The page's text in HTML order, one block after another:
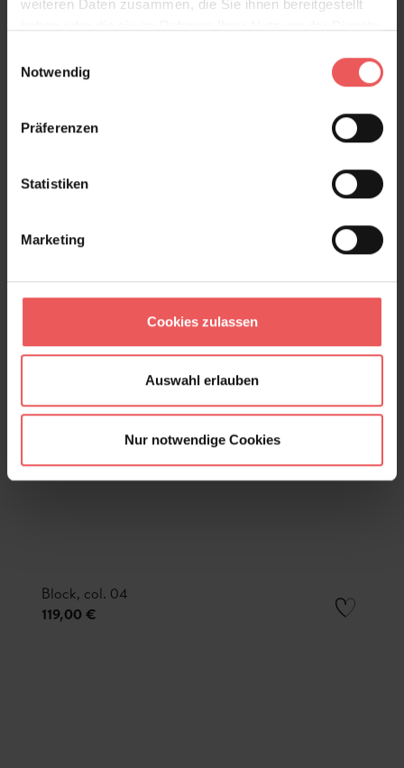
weiteren Daten zusammen, die Sie ihnen bereitgestellt
Notwendig
Präferenzen
Statistiken
Marketing
Cookies zulassen
Auswahl erlauben
Nur notwendige Cookies
Block, col. 05
Block, col. 04
119,00 €